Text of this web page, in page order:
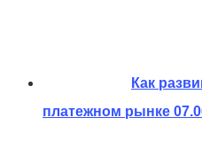
Как
платежном рынке